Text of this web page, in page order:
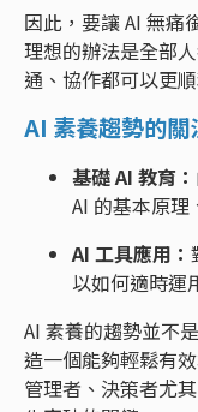
因此，要讓 AI 無痛
理想的辦法是全部
通、協作都可以更順
AI 素養趨勢的關
基礎 AI 教育：
AI 的基本原理
AI 工具應用：
以如何適時運
AI 素養的趨勢並不
造一個能夠輕鬆有
管理者、決策者尤